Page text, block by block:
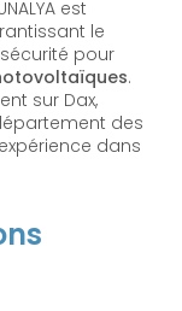
est
le
pour
.
sur Dax,
des
dans